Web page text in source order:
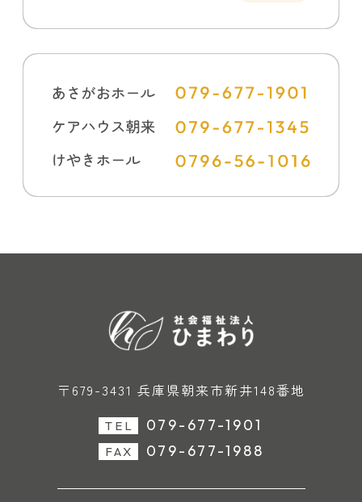
〒679-3431 兵庫県朝来市新井148番地
TEL 079-677-1901
FAX 079-677-1988